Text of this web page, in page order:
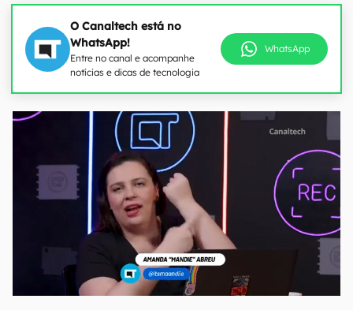
O Canaltech está no
WhatsApp!
Entre no canal e acompanhe
notícias e dicas de tecnologia
WhatsApp